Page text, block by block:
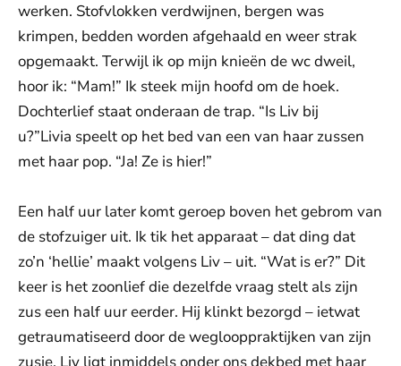
werken. Stofvlokken verdwijnen, bergen was
krimpen, bedden worden afgehaald en weer strak
opgemaakt. Terwijl ik op mijn knieën de wc dweil,
hoor ik: “Mam!” Ik steek mijn hoofd om de hoek.
Dochterlief staat onderaan de trap. “Is Liv bij
u?”Livia speelt op het bed van een van haar zussen
met haar pop. “Ja! Ze is hier!”
Een half uur later komt geroep boven het gebrom van
de stofzuiger uit. Ik tik het apparaat – dat ding dat
zo’n ‘hellie’ maakt volgens Liv – uit. “Wat is er?” Dit
keer is het zoonlief die dezelfde vraag stelt als zijn
zus een half uur eerder. Hij klinkt bezorgd – ietwat
getraumatiseerd door de weglooppraktijken van zijn